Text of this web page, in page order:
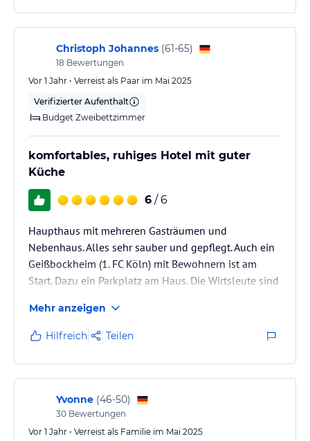
Christoph Johannes (61-65)
18 Bewertungen
Vor 1 Jahr • Verreist als Paar im Mai 2025
Verifizierter Aufenthalt
Budget Zweibettzimmer
komfortables, ruhiges Hotel mit guter
Küche
6 / 6
Haupthaus mit mehreren Gasträumen und
Nebenhaus. Alles sehr sauber und gepflegt. Auch ein
Geißbockheim (1. FC Köln) mit Bewohnern ist am
Start. Dazu ein Parkplatz am Haus. Die Wirtsleute sind
Bedienung zur vollen Zufriedenheit.
Mehr anzeigen
Hilfreich Teilen
Yvonne (46-50)
30 Bewertungen
Vor 1 Jahr • Verreist als Familie im Mai 2025